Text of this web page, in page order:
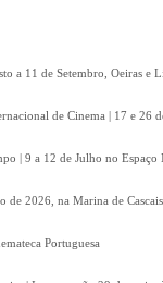
a 11 de Setembro, Oeiras e
de Cinema | 17 e 26
| 9 a 12 de Julho no
de 2026, na Marina de Cascais
Portuguesa